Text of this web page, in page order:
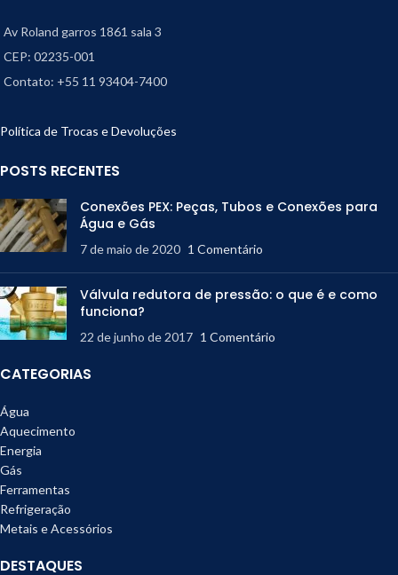
Av Roland garros 1861 sala 3
CEP: 02235-001
Contato: +55 11 93404-7400
Política de Trocas e Devoluções
POSTS RECENTES
Conexões PEX: Peças, Tubos e Conexões para
Água e Gás
7 de maio de 2020 1 Comentário
Válvula redutora de pressão: o que é e como
funciona?
22 de junho de 2017 1 Comentário
CATEGORIAS
Água
Aquecimento
Energia
Gás
Ferramentas
Refrigeração
Metais e Acessórios
DESTAQUES